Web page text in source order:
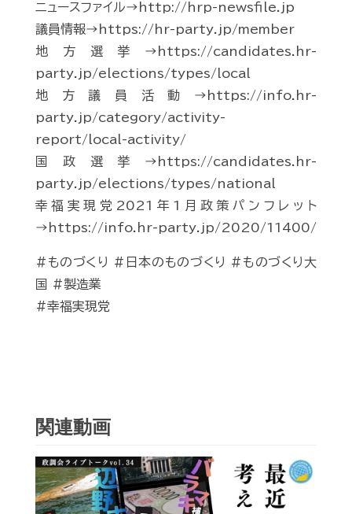
ニュースファイル→http://hrp-newsfile.jp
議員情報→https://hr-party.jp/member
地方選挙→https://candidates.hr-
party.jp/elections/types/local
地方議員活動→https://info.hr-
party.jp/category/activity-
report/local-activity/
国政選挙→https://candidates.hr-
party.jp/elections/types/national
幸福実現党2021年1月政策パンフレット
→https://info.hr-party.jp/2020/11400/
#ものづくり #日本のものづくり #ものづくり大
国 #製造業
#幸福実現党
関連動画